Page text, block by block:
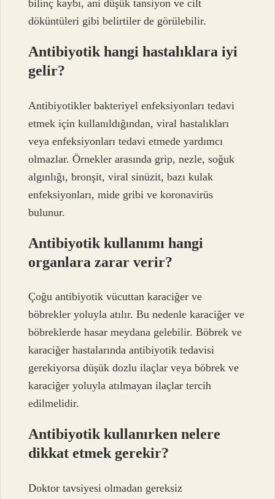
bilinç kaybı, ani düşük tansiyon ve cilt
döküntüleri gibi belirtiler de görülebilir.
Antibiyotik hangi hastalıklara iyi
gelir?
Antibiyotikler bakteriyel enfeksiyonları tedavi
etmek için kullanıldığından, viral hastalıkları
veya enfeksiyonları tedavi etmede yardımcı
olmazlar. Örnekler arasında grip, nezle, soğuk
algınlığı, bronşit, viral sinüzit, bazı kulak
enfeksiyonları, mide gribi ve koronavirüs
bulunur.
Antibiyotik kullanımı hangi
organlara zarar verir?
Çoğu antibiyotik vücuttan karaciğer ve
böbrekler yoluyla atılır. Bu nedenle karaciğer ve
böbreklerde hasar meydana gelebilir. Böbrek ve
karaciğer hastalarında antibiyotik tedavisi
gerekiyorsa düşük dozlu ilaçlar veya böbrek ve
karaciğer yoluyla atılmayan ilaçlar tercih
edilmelidir.
Antibiyotik kullanırken nelere
dikkat etmek gerekir?
Doktor tavsiyesi olmadan gereksiz